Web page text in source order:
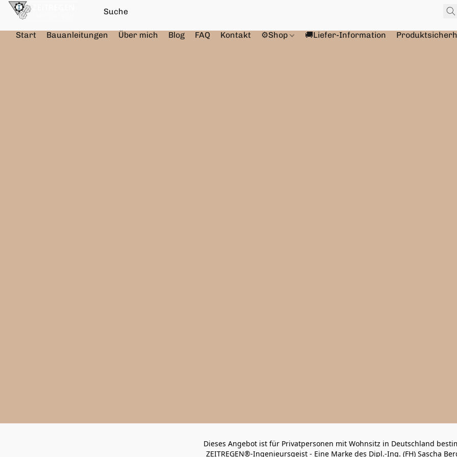
Start Bauanleitungen Über mich Blog FAQ Kontakt ⚙️Shop 🚚Liefer-Information
Dieses Angebot ist für Privatpersonen mit Wohnsitz in Deutschland
ZEITREGEN®-Ingenieursgeist - Eine Marke des Dipl.-Ing. (FH) Sascha